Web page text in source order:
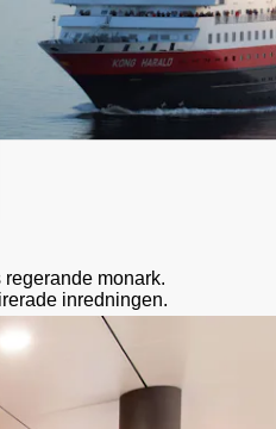
monark.
inredningen.